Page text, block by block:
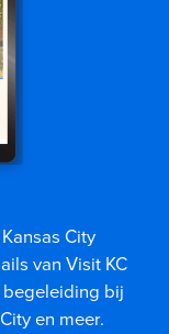
City
van Visit KC
bij
en meer.